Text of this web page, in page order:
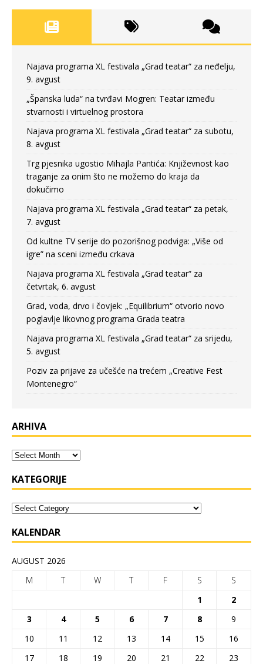
Najava programa XL festivala „Grad teatar“ za neđelju,
9. avgust
„Španska luda“ na tvrđavi Mogren: Teatar između
stvarnosti i virtuelnog prostora
Najava programa XL festivala „Grad teatar“ za subotu,
8. avgust
Trg pjesnika ugostio Mihajla Pantića: Književnost kao
traganje za onim što ne možemo do kraja da
dokučimo
Najava programa XL festivala „Grad teatar“ za petak,
7. avgust
Od kultne TV serije do pozorišnog podviga: „Više od
igre” na sceni između crkava
Najava programa XL festivala „Grad teatar“ za
četvrtak, 6. avgust
Grad, voda, drvo i čovjek: „Equilibrium“ otvorio novo
poglavlje likovnog programa Grada teatra
Najava programa XL festivala „Grad teatar“ za srijedu,
5. avgust
Poziv za prijave za učešće na trećem „Creative Fest
Montenegro“
ARHIVA
KATEGORIJE
KALENDAR
AUGUST 2026
M
T W T F S
S
1
2
3
4 5 6 7 8
9
10
11 12 13 14 15
16
17
18 19 20 21 22
23